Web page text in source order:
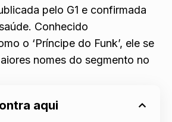
pelo G1 e confirmada
Conhecido
o ‘Príncipe do Funk’, ele se
nomes do segmento no
aqui